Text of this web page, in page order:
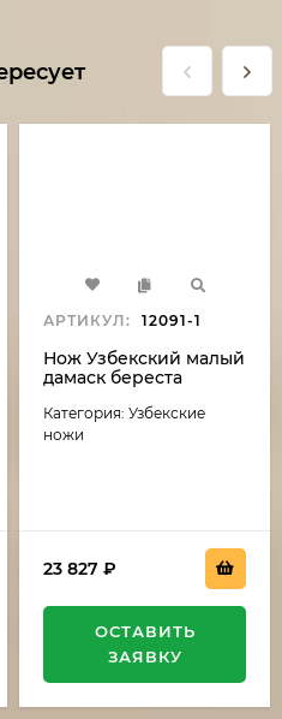
АРТИКУЛ: 12091-1
Нож Узбекский малый
дамаск береста
Категория: Узбекские
ножи
23 827 ₽
ОСТАВИТЬ
ЗАЯВКУ